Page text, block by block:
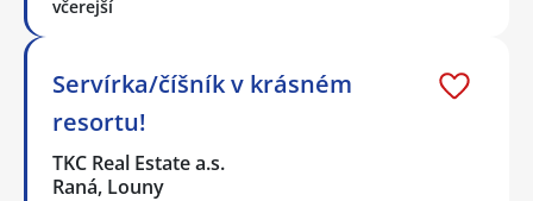
včerejší
Servírka/číšník v krásném
resortu!
TKC Real Estate a.s.
Raná, Louny